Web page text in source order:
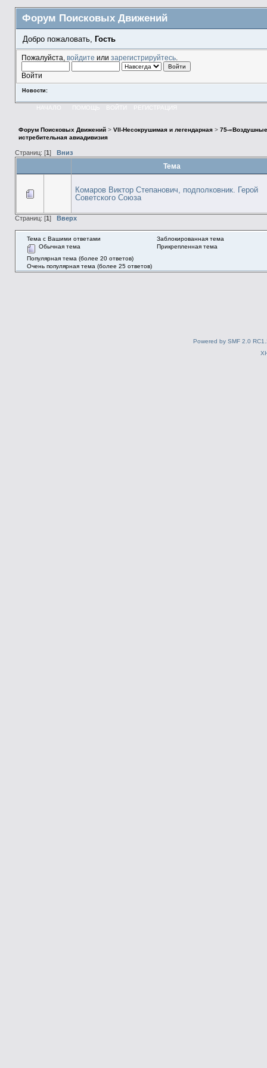
Форум Поисковых Движений
Добро пожаловать, Гость
Пожалуйста, войдите или зарегистрируйтесь.
Войти
Новости:
НАЧАЛО ПОМОЩЬ ВОЙТИ РЕГИСТРАЦИЯ
Форум Поисковых Движений> VII-Несокрушимая и легендарная> 75-
истребительная авиадивизия
Страниц: [1 ] Вниз
Тема
Комаров Виктор Степанович, подполковник. Герой
Советского Союза
Страниц: [1 ] Вверх
Тема с Вашими ответами
Обычная тема
Популярная тема (более 20 ответов)
Очень популярная тема (более 25 ответов)
Заблокированная тема
Прикрепленная тема
Powered by SMF 2.0